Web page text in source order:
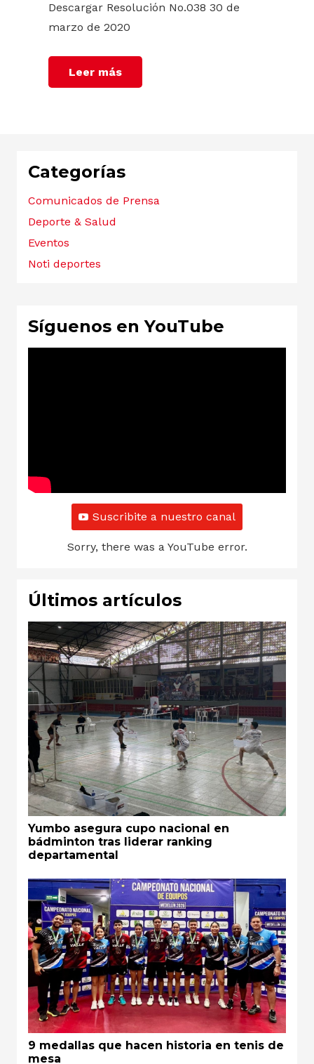
Descargar Resolución No.038 30 de
marzo de 2020
Leer más
Categorías
Comunicados de Prensa
Deporte & Salud
Eventos
Noti deportes
Síguenos en YouTube
Suscribite a nuestro canal
Sorry, there was a YouTube error.
Últimos artículos
Yumbo asegura cupo nacional en
bádminton tras liderar ranking
departamental
9 medallas que hacen historia en tenis de
mesa